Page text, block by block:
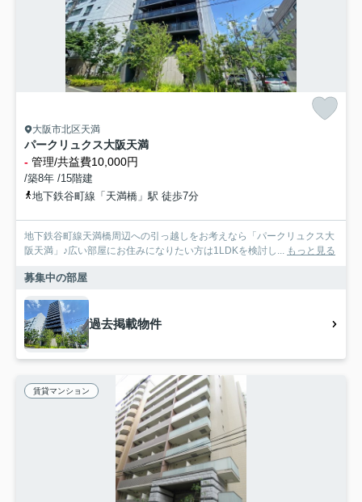
大阪市北区天満
パークリュクス大阪天満
- 管理/共益費10,000円
/築8年 /15階建
地下鉄谷町線「天満橋」駅 徒歩7分
地下鉄谷町線天満橋周辺への引っ越しをお考えなら「パークリュクス大
阪天満」♪広い部屋にお住みになりたい方は1LDKを検討し... もっと見る
募集中の部屋
過去掲載物件
賃貸マンション